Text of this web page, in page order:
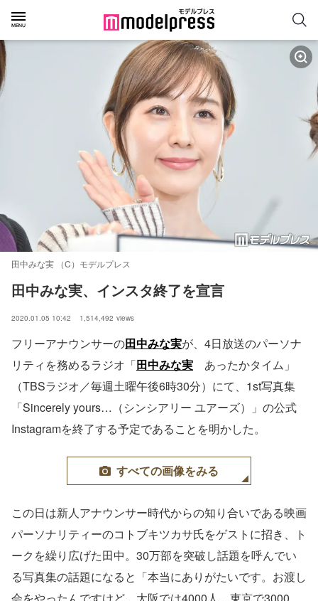
田中みな実 （C）モデルプレス
田中みな実、インスタ終了を宣言
2020.01.05 10:42 1,514,492 views
フリーアナウンサーの田中みな実が、4日放送のパーソナ
リティを務めるラジオ「田中みな実 あったかタイム」
（TBSラジオ／毎週土曜午後6時30分）にて、1st写真集
「Sincerely yours…（シンシアリー ユアーズ）」の公式
Instagramを終了する予定であることを明かした。
すべての画像をみる
この日は新人アナウンサー時代からの知り合いである映画
パーソナリティーのコトブキツカサ氏をゲストに招き、ト
ークを繰り広げた田中。30万部を突破し話題を呼んでい
る写真集の話題になると「本当にありがたいです。お渡し